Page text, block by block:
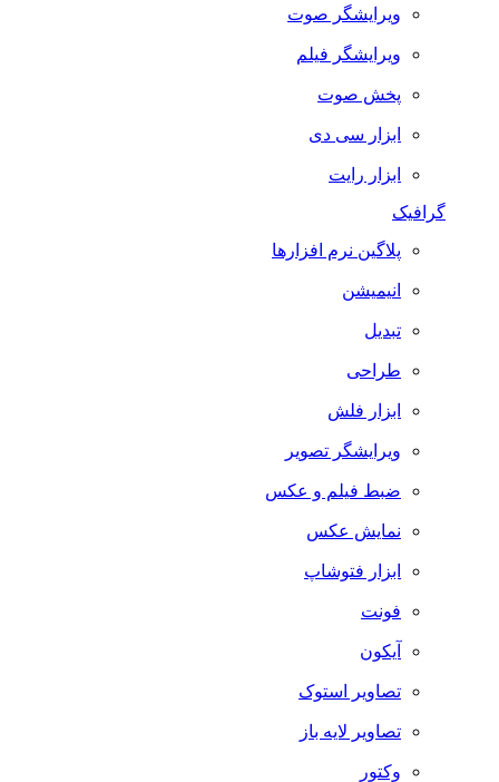
ویرایشگر صوت
ویرایشگر فیلم
پخش صوت
ابزار سی دی
ابزار رایت
گرافیک
پلاگین نرم افزارها
انیمیشن
تبدیل
طراحی
ابزار فلش
ویرایشگر تصویر
ضبط فيلم و عكس
نمایش عکس
ابزار فتوشاپ
فونت
آیکون
تصاویر استوک
تصاویر لایه باز
وکتور